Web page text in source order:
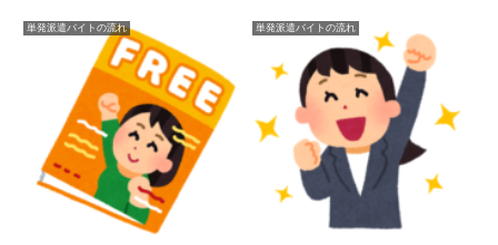
単発派遣バイトの流れ 単発派遣バイトの流れ